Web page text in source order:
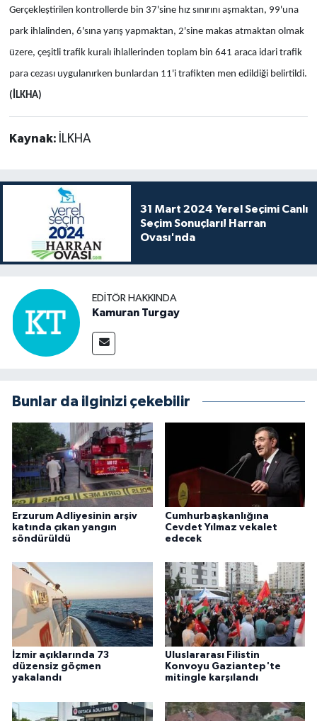
Gerçekleştirilen kontrollerde bin 37'sine hız sınırını aşmaktan, 99'una
park ihlalinden, 6'sına yarış yapmaktan, 2'sine makas atmaktan olmak
üzere, çeşitli trafik kuralı ihlallerinden toplam bin 641 araca idari trafik
para cezası uygulanırken bunlardan 11'i trafikten men edildiği belirtildi.
(İLKHA)
Kaynak: İLKHA
31 Mart 2024 Yerel Seçimi Canlı
Seçim Sonuçları! Harran
Ovası'nda
EDITÖR HAKKINDA
Kamuran Turgay
Bunlar da ilginizi çekebilir
Erzurum Adliyesinin arşiv
katında çıkan yangın
söndürüldü
Cumhurbaşkanlığına
Cevdet Yılmaz vekalet
edecek
İzmir açıklarında 73
düzensiz göçmen
yakalandı
Uluslararası Filistin
Konvoyu Gaziantep'te
mitingle karşılandı